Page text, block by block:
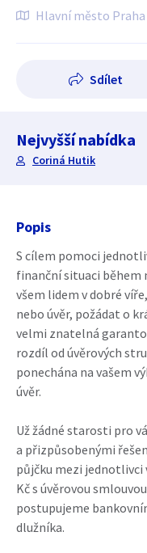
Hlavní město Praha
Sdílet
Nejvyšší nabídka
Coriná Hutik
Popis
S cílem pomoci
finanční situaci
všem lidem v dobré
nebo úvěr, požádat o
velmi znatelná
rozdíl od úvěrových
ponechána na vašem
úvěr.
Už žádné starosti pro
a přizpůsobenými
půjčku mezi jednotlivci
Kč s úvěrovou
postupujeme
dlužníka.